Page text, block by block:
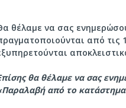
θέλαμε να σας
από τις
θα θέλαμε να σας
από το